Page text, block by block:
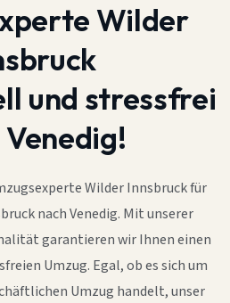
Wilder
und stressfrei
Venedig!
Wilder Innsbruck für
nach Venedig. Mit unserer
garantieren wir Ihnen einen
Umzug. Egal, ob es sich um
Umzug handelt, unser